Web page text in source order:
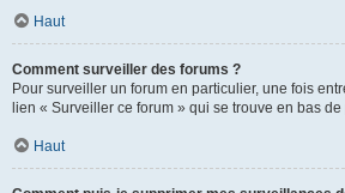
Haut
Comment surveiller des forums ?
Pour surveiller un forum en particulier, une fois
lien « Surveiller ce forum » qui se trouve en bas
Haut